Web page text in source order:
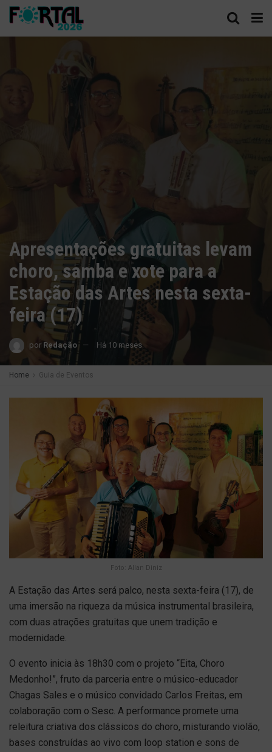
Apresentações gratuitas levam
choro, samba e xote para a
Estação das Artes nesta sexta-
feira (17)
por Redação Há 10 meses
Home Guia de Eventos
Foto: Allan Diniz
A Estação das Artes será palco, nesta sexta-feira (17), de
uma imersão na riqueza da música instrumental brasileira,
com duas atrações gratuitas que unem tradição e
modernidade.
O evento inicia às 18h30 com o projeto “Eita, Choro
Medonho!”, fruto da parceria entre o músico-educador
Chagas Sales e o músico convidado Carlos Freitas, em
colaboração com o Sesc. A performance promete uma
releitura criativa dos clássicos do choro, misturando violão,
bases construídas ao vivo com loop station e sons de